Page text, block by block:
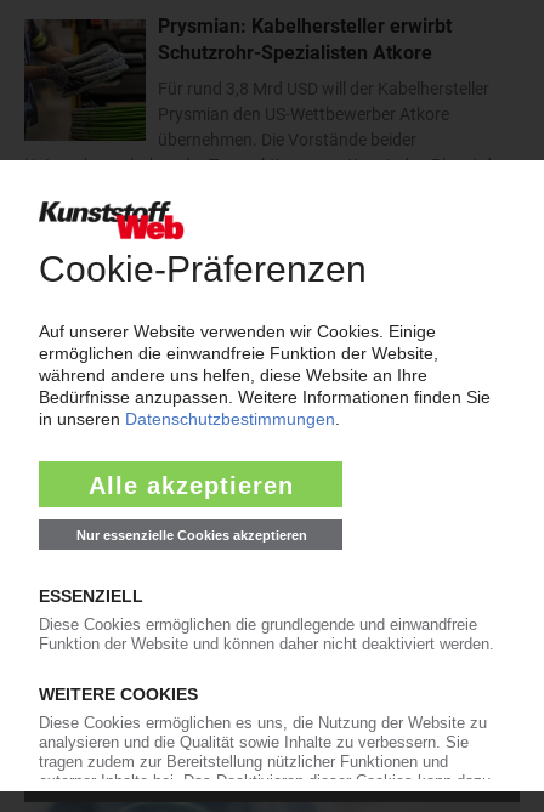
Prysmian: Kabelhersteller erwirbt
Schutzrohr-Spezialisten Atkore
Für rund 3,8 Mrd USD will der Kabelhersteller
Prysmian den US-Wettbewerber Atkore
übernehmen. Die Vorstände beider
Unternehmen haben der Transaktion zugestimmt, das Plazet der
10.08.2026
mehr
Thema "Force Majeure"
Force Majeure in der Kunststoffindustrie
wenn der Lieferant nicht mehr liefert – Informationen zum
Themenkomplex Force Majeure, Corona und Kunststoff-
Preisentwicklung sowie Tipps für die Praxis.
Jetzt lesen
Newsletter